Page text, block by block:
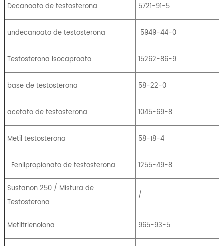
Decanoato de testosterona 5721-91-5
undecanoato de testosterona 5949-44-0
Testosterona Isocaproato 15262-86-9
base de testosterona 58-22-0
acetato de testosterona 1045-69-8
Metil testosterona 58-18-4
Fenilpropionato de testosterona 1255-49-8
Sustanon 250 / Mistura de
Testosterona
/
Metiltrienolona 965-93-5